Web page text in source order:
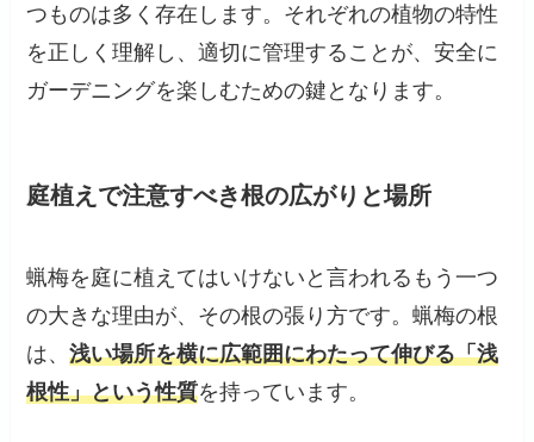
つものは多く存在します。それぞれの植物の特性
を正しく理解し、適切に管理することが、安全に
ガーデニングを楽しむための鍵となります。
庭植えで注意すべき根の広がりと場所
蝋梅を庭に植えてはいけないと言われるもう一つ
の大きな理由が、その根の張り方です。蝋梅の根
は、浅い場所を横に広範囲にわたって伸びる「浅
根性」という性質を持っています。